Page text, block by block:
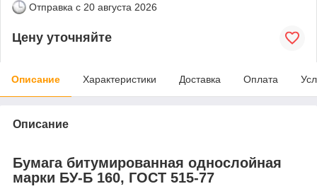
Отправка с 20 августа 2026
Цену уточняйте
Описание Характеристики Доставка Оплата
Описание
Бумага битумированная однослойная
марки БУ-Б 160, ГОСТ 515-77